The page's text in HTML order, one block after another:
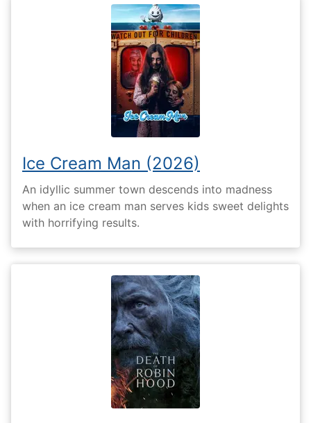
Ice Cream Man (2026)
An idyllic summer town descends into madness
when an ice cream man serves kids sweet delights
with horrifying results.